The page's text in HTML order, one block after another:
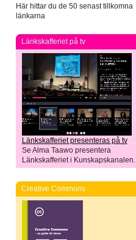
Här hittar du de 50 senast tillkomna
länkarna
Länkskafferiet på tv
Länkskafferiet presenteras på tv
Se Alma Taawo presentera
Länkskafferiet i Kunskapskanalen.
Creative Commons